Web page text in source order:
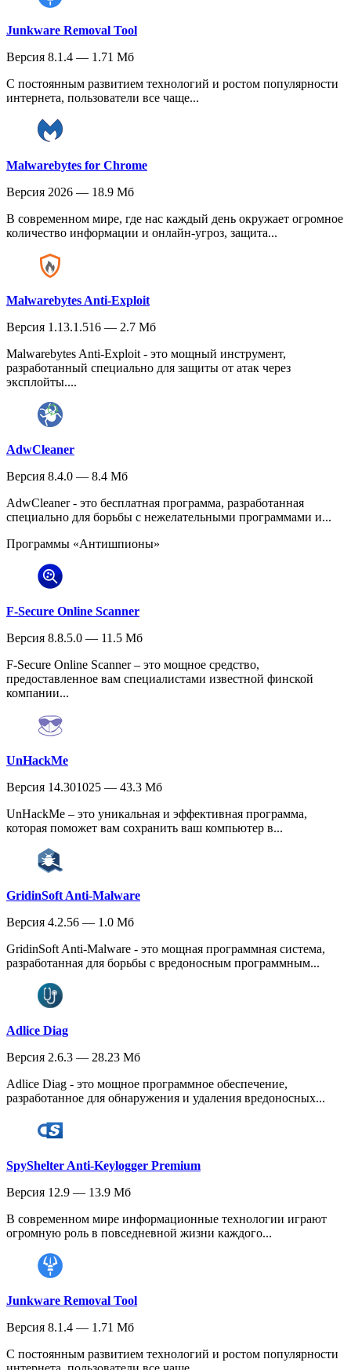
Junkware Removal Tool
Версия 8.1.4 — 1.71 Мб
С постоянным развитием технологий и ростом популярности
интернета, пользователи все чаще...
Malwarebytes for Chrome
Версия 2026 — 18.9 Мб
В современном мире, где нас каждый день окружает огромное
количество информации и онлайн-угроз, защита...
Malwarebytes Anti-Exploit
Версия 1.13.1.516 — 2.7 Мб
Malwarebytes Anti-Exploit - это мощный инструмент,
разработанный специально для защиты от атак через
эксплойты....
AdwCleaner
Версия 8.4.0 — 8.4 Мб
AdwCleaner - это бесплатная программа, разработанная
специально для борьбы с нежелательными программами и...
Программы «Антишпионы»
F-Secure Online Scanner
Версия 8.8.5.0 — 11.5 Мб
F-Secure Online Scanner – это мощное средство,
предоставленное вам специалистами известной финской
компании...
UnHackMe
Версия 14.301025 — 43.3 Мб
UnHackMe – это уникальная и эффективная программа,
которая поможет вам сохранить ваш компьютер в...
GridinSoft Anti-Malware
Версия 4.2.56 — 1.0 Мб
GridinSoft Anti-Malware - это мощная программная система,
разработанная для борьбы с вредоносным программным...
Adlice Diag
Версия 2.6.3 — 28.23 Мб
Adlice Diag - это мощное программное обеспечение,
разработанное для обнаружения и удаления вредоносных...
SpyShelter Anti-Keylogger Premium
Версия 12.9 — 13.9 Мб
В современном мире информационные технологии играют
огромную роль в повседневной жизни каждого...
Junkware Removal Tool
Версия 8.1.4 — 1.71 Мб
С постоянным развитием технологий и ростом популярности